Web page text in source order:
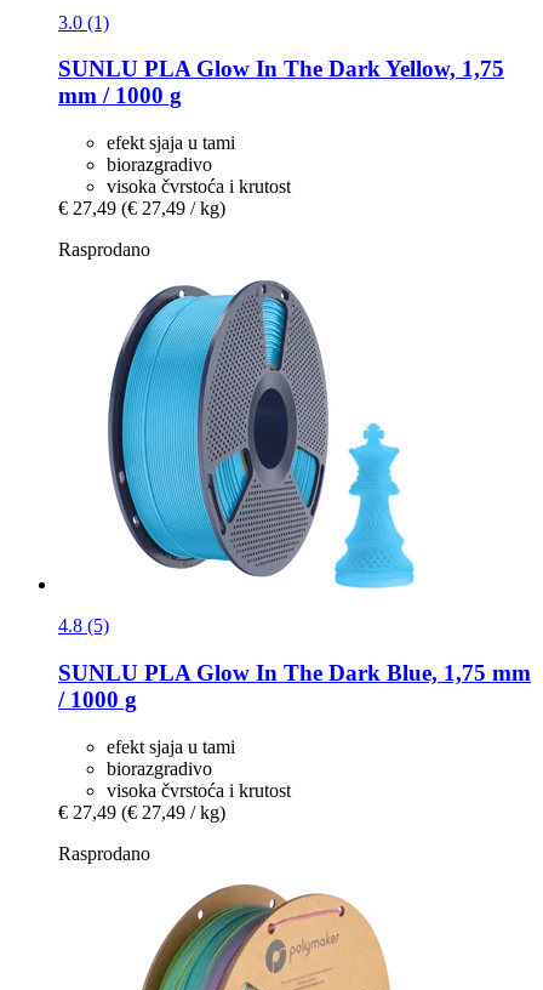
3.0 (1)
SUNLU PLA Glow In The Dark Yellow, 1,75
mm / 1000 g
efekt sjaja u tami
biorazgradivo
visoka čvrstoća i krutost
€ 27,49 (€ 27,49 / kg)
Rasprodano
4.8 (5)
SUNLU PLA Glow In The Dark Blue, 1,75 mm
/ 1000 g
efekt sjaja u tami
biorazgradivo
visoka čvrstoća i krutost
€ 27,49 (€ 27,49 / kg)
Rasprodano